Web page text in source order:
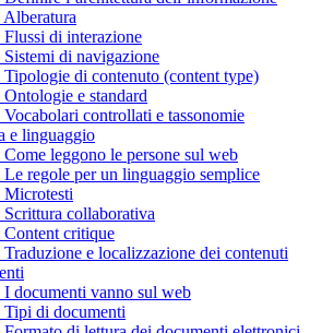
Alberatura
Flussi di interazione
Sistemi di navigazione
Tipologie di contenuto (content type)
e standard
Vocabolari controllati e tassonomie
e linguaggio
Come leggono le persone sul web
Le regole per un linguaggio semplice
Microtesti
Scrittura collaborativa
Content critique
Traduzione e localizzazione dei contenuti
I documenti vanno sul web
Tipi di documenti